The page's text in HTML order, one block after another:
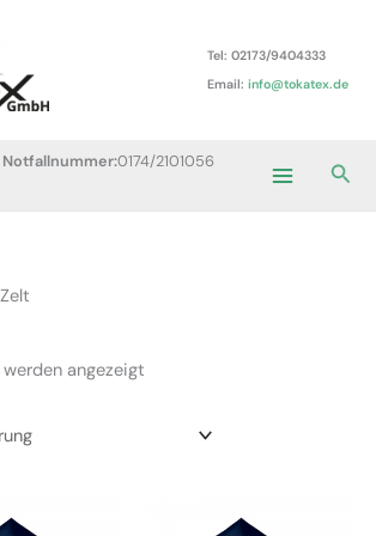
Tel: 02173/9404333
Email: info@tokatex.de
Notfallnummer:0174/2101056
Menu
angezeigt